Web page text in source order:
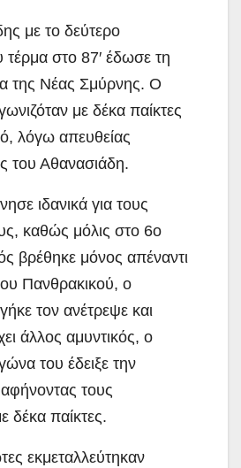
με το δεύτερο
στο 87′ έδωσε τη
της Νέας Σμύρνης. Ο
με δέκα παίκτες
λόγω απευθείας
του Αθανασιάδη.
ιδανικά για τους
καθώς μόλις στο 6ο
βρέθηκε μόνος απέναντι
Πανθρακικού, ο
τον ανέτρεψε και
άλλος αμυντικός, ο
του έδειξε την
τους
δέκα παίκτες.
εκμεταλλεύτηκαν